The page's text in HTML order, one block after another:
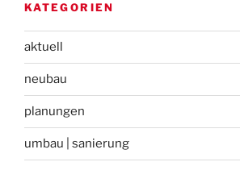
KATEGORIEN
aktuell
neubau
planungen
umbau | sanierung